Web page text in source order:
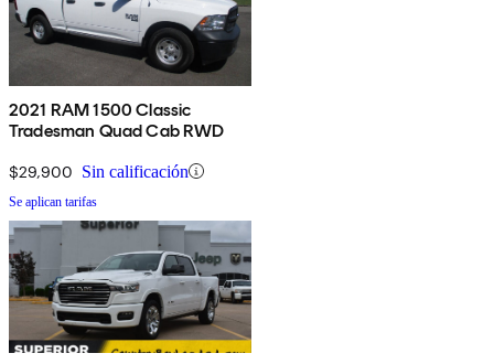
2021 RAM 1500 Classic
Tradesman Quad Cab RWD
$29,900 Sin calificación
Se aplican tarifas